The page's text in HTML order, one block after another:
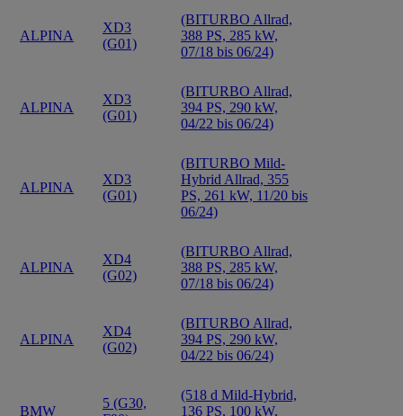
ALPINA
XD3
(G01)
(BITURBO Allrad,
388 PS, 285 kW,
07/18 bis 06/24)
ALPINA
XD3
(G01)
(BITURBO Allrad,
394 PS, 290 kW,
04/22 bis 06/24)
ALPINA
XD3
(G01)
(BITURBO Mild-
Hybrid Allrad, 355
PS, 261 kW, 11/20 bis
06/24)
ALPINA
XD4
(G02)
(BITURBO Allrad,
388 PS, 285 kW,
07/18 bis 06/24)
ALPINA
XD4
(G02)
(BITURBO Allrad,
394 PS, 290 kW,
04/22 bis 06/24)
BMW
5 (G30,
(518 d Mild-Hybrid,
136 PS, 100 kW,